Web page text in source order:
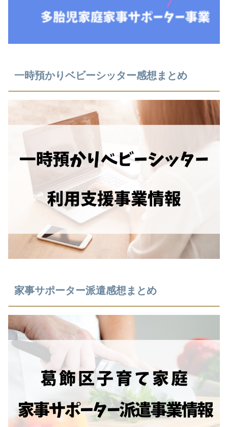
⼀時預かりベビーシッター感想まとめ
家事サポーター派遣感想まとめ